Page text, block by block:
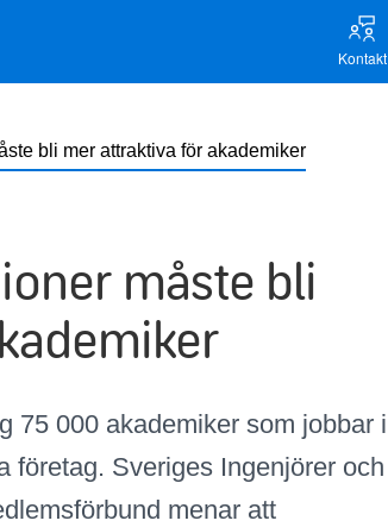
Kontakt
bli mer attraktiva för akademiker
måste bli
75 000 akademiker som jobbar i
företag. Sveriges Ingenjörer och
menar att